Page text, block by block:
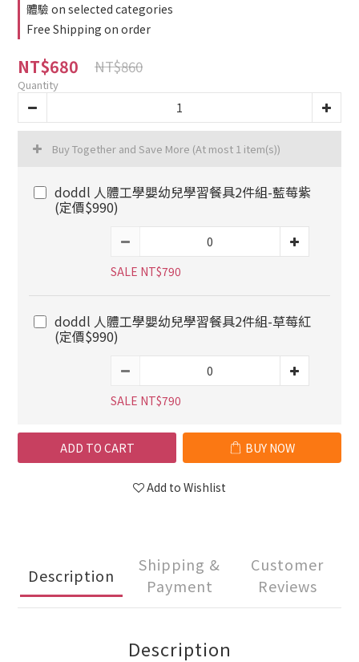
體驗 on selected categories
Free Shipping on order
NT$680 NT$860
Quantity
Buy Together and Save More (At most 1 item(s))
doddl 人體工學嬰幼兒學習餐具2件組-藍莓紫
(定價$990)
SALE NT$790
doddl 人體工學嬰幼兒學習餐具2件組-草莓紅
(定價$990)
SALE NT$790
ADD TO CART BUY NOW
Add to Wishlist
Description
Shipping &
Payment
Customer
Reviews
Description